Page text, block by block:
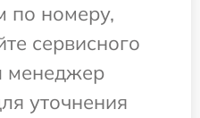
по номеру,
сервисного
менеджер
уточнения